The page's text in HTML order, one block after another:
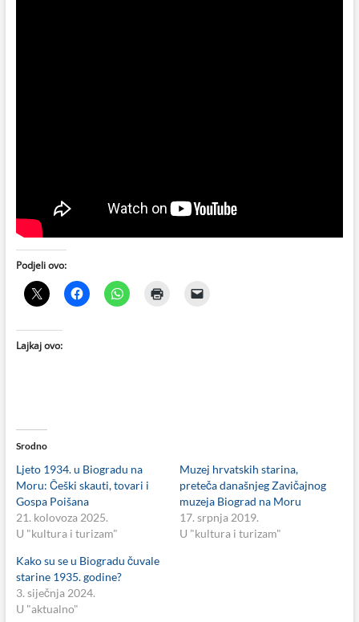
Podjeli ovo:
Lajkaj ovo:
Srodno
Ljeto 1934. u Biogradu na
Moru: Češki skauti, tovari i
Gospa Poišana
21. kolovoza 2025.
U "kultura i turizam"
Muzej hrvatskih starina,
preteča današnjeg Zavičajnog
muzeja Biograd na Moru
17. srpnja 2019.
U "kultura i turizam"
Kako su se u Biogradu čuvale
starine 1935. godine?
3. siječnja 2024.
U "aktualno"